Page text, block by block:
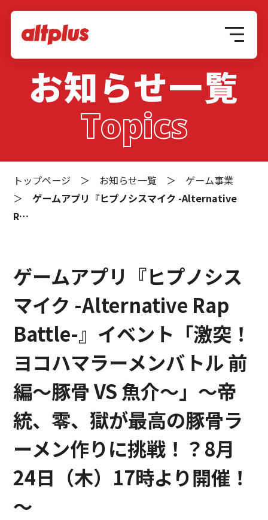
お知らせ一覧
Topics
トップページ ＞ お知らせ一覧 ＞ ゲーム事業
＞ ゲームアプリ『ヒプノシスマイク -Alternative
R…
ゲームアプリ『ヒプノシス
マイク -Alternative Rap
Battle-』イベント「激突！
ヨコハマラーメンバトル 前
編～豚骨 VS 魚介～」～帝
統、零、獄が最高の豚骨ラ
ーメン作りに挑戦！？8月
24日（木）17時より開催！
～